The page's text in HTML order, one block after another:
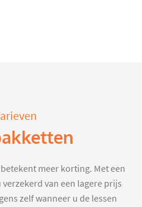
meer korting. Met een
van een lagere prijs
zelf wanneer u de lessen